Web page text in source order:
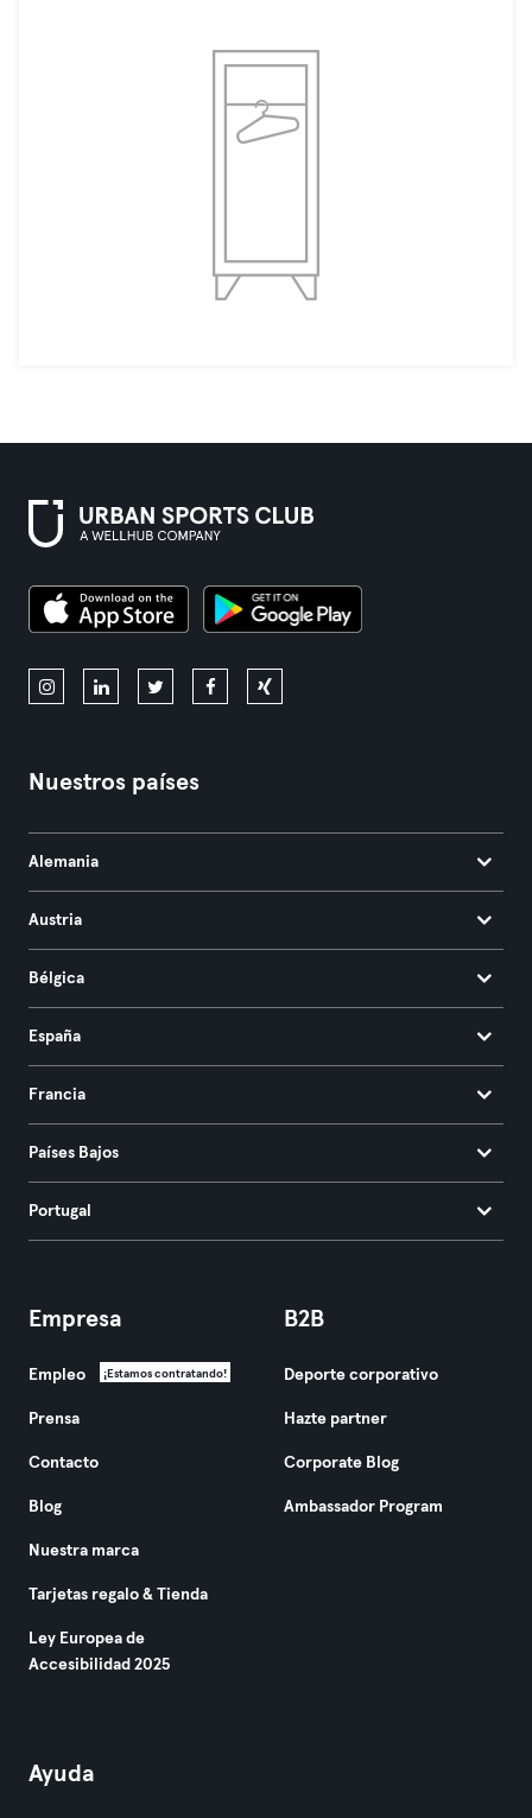
Nuestros países
Alemania
Austria
Bélgica
España
Francia
Países Bajos
Portugal
Empresa
Empleo ¡Estamos contratando!
Prensa
Contacto
Blog
Nuestra marca
Tarjetas regalo & Tienda
Ley Europea de
Accesibilidad 2025
B2B
Deporte corporativo
Hazte partner
Corporate Blog
Ambassador Program
Ayuda